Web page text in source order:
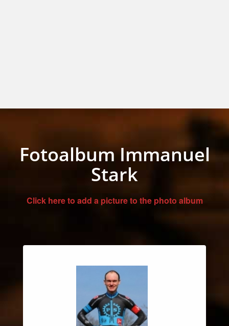
Fotoalbum Immanuel
Stark
Click here to add a picture to the photo album